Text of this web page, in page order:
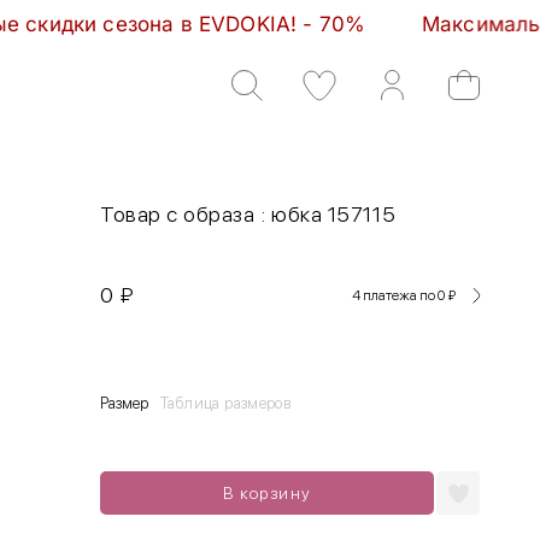
в EVDOKIA! - 70%         Максимальные
Товар с образа : юбка 157115
0 ₽ 4 платежа по 0 ₽
Размер Таблица размеров
В корзину